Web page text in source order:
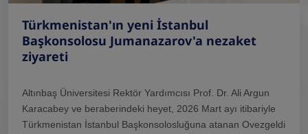
Türkmenistan'ın yeni İstanbul
Başkonsolosu Jumanazarov'a nezaket
ziyareti
Altınbaş Üniversitesi Rektör Yardımcısı Prof. Dr. Ali Argun
Karacabey ve beraberindeki heyet, 2026 Mart ayı itibariyle
Türkmenistan İstanbul Başkonsolosluğuna atanan Ovezgeldi